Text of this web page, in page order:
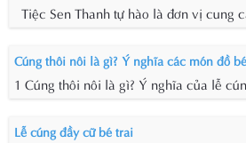
Tiệc Sen Thanh tự hào là đơn vị cung
Cúng thôi nôi là gì? Ý nghĩa các món đồ
1 Cúng thôi nôi là gì? Ý nghĩa của lễ
Lễ cúng đầy cữ bé trai